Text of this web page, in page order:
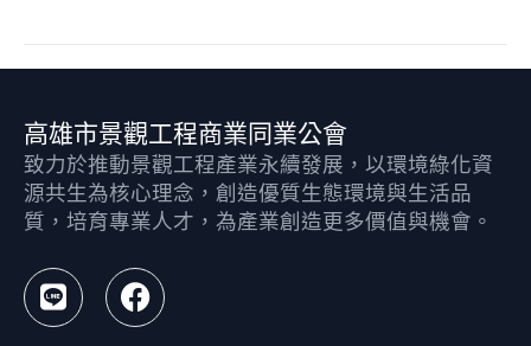
高雄市景觀工程商業同業公會
致力於推動景觀工程產業永續發展，以環境綠化資
源共生為核心理念，創造優質生態環境與生活品
質，培育專業人才，為產業創造更多價值與機會。